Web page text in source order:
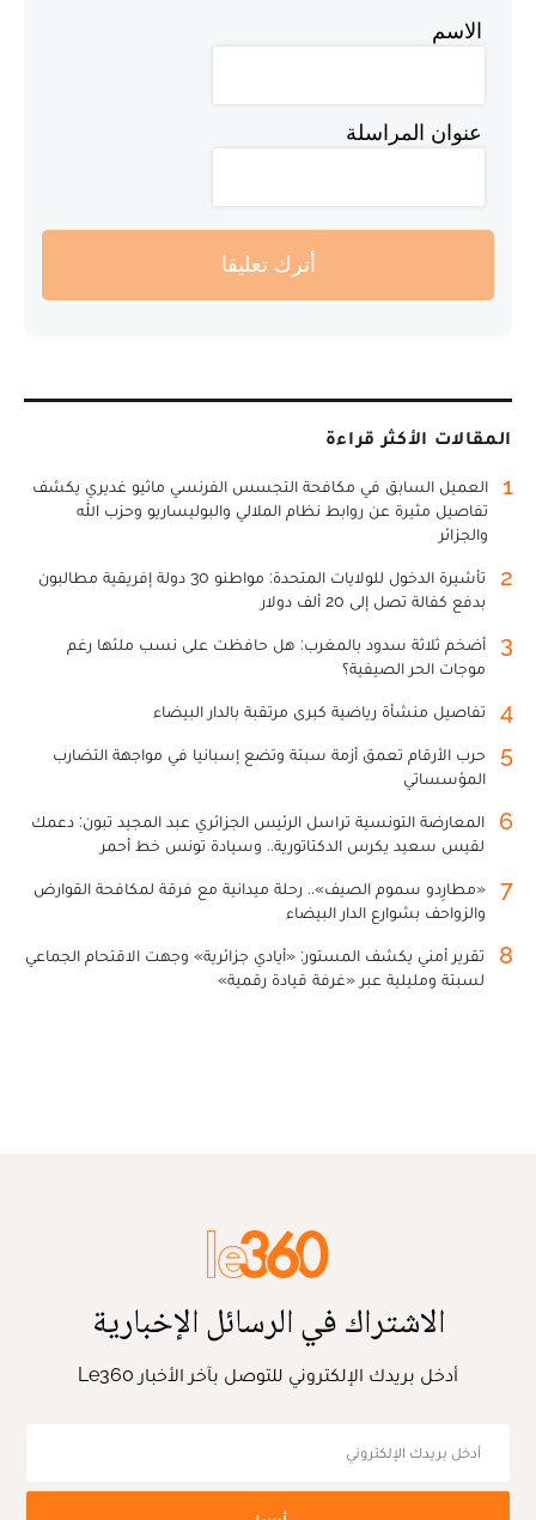
الاسم
عنوان المراسلة
أترك تعليقا
المقالات الأكثر قراءة
1
العميل السابق في مكافحة التجسس الفرنسي ماثيو غديري يكشف
تفاصيل مثيرة عن روابط نظام الملالي والبوليساريو وحزب الله
والجزائر
2
تأشيرة الدخول للولايات المتحدة: مواطنو 30 دولة إفريقية مطالبون
بدفع كفالة تصل إلى 20 ألف دولار
3
أضخم ثلاثة سدود بالمغرب: هل حافظت على نسب ملئها رغم
موجات الحر الصيفية؟
4 تفاصيل منشأة رياضية كبرى مرتقبة بالدار البيضاء
5
حرب الأرقام تعمق أزمة سبتة وتضع إسبانيا في مواجهة التضارب
المؤسساتي
6
المعارضة التونسية تراسل الرئيس الجزائري عبد المجيد تبون: دعمك
لقيس سعيد يكرس الدكتاتورية.. وسيادة تونس خط أحمر
7
«مطارِدو سموم الصيف».. رحلة ميدانية مع فرقة لمكافحة القوارض
والزواحف بشوارع الدار البيضاء
8
تقرير أمني يكشف المستور: «أيادي جزائرية» وجهت الاقتحام الجماعي
لسبتة ومليلية عبر «غرفة قيادة رقمية»
الاشتراك في الرسائل الإخبارية
أدخل بريدك الإلكتروني للتوصل بآخر الأخبار Le360